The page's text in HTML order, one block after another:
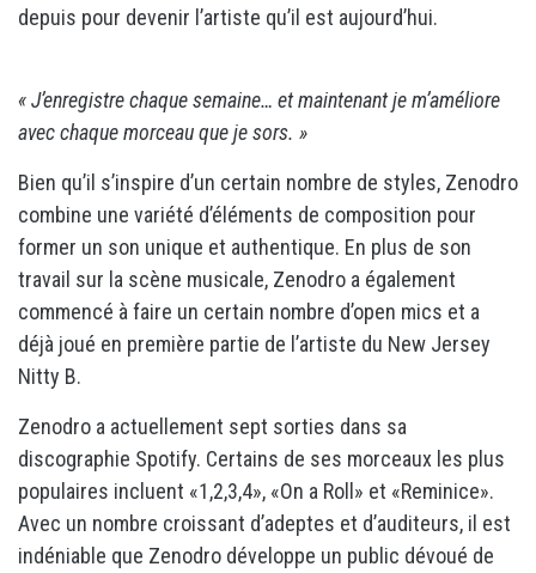
depuis pour devenir l’artiste qu’il est aujourd’hui.
« J’enregistre chaque semaine… et maintenant je m’améliore
avec chaque morceau que je sors. »
Bien qu’il s’inspire d’un certain nombre de styles, Zenodro
combine une variété d’éléments de composition pour
former un son unique et authentique. En plus de son
travail sur la scène musicale, Zenodro a également
commencé à faire un certain nombre d’open mics et a
déjà joué en première partie de l’artiste du New Jersey
Nitty B.
Zenodro a actuellement sept sorties dans sa
discographie Spotify. Certains de ses morceaux les plus
populaires incluent «1,2,3,4», «On a Roll» et «Reminice».
Avec un nombre croissant d’adeptes et d’auditeurs, il est
indéniable que Zenodro développe un public dévoué de